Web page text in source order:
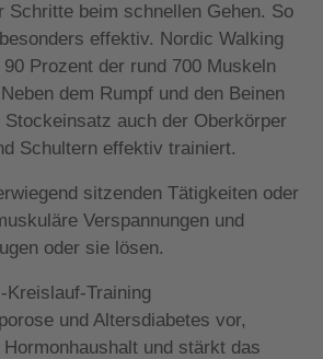
Schritte beim schnellen Gehen. So
effektiv. Nordic Walking
Prozent der rund 700 Muskeln
dem Rumpf und den Beinen
auch der Oberkörper
Schultern effektiv trainiert.
sitzenden Tätigkeiten oder
Verspannungen und
oder sie lösen.
Kreislauf-Training
und Altersdiabetes vor,
und stärkt das